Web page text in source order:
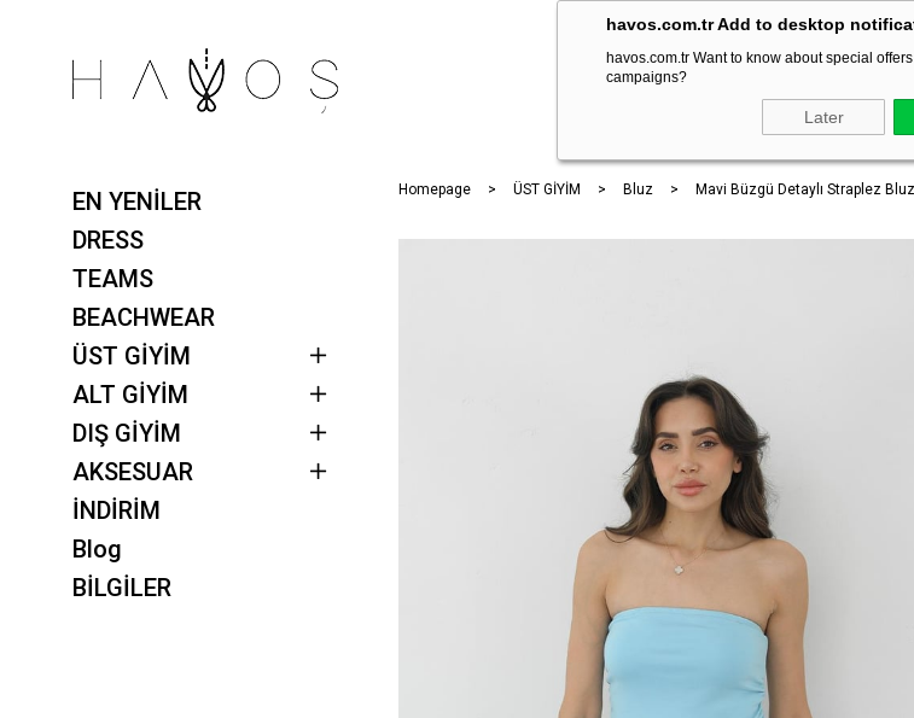
havos.com.tr Add to desktop
havos.com.tr Want to know about special
campaigns?
Later
EN YENİLER
DRESS
TEAMS
BEACHWEAR
ÜST GİYİM
ALT GİYİM
DIŞ GİYİM
AKSESUAR
İNDİRİM
Blog
BİLGİLER
ARA
Homepage ÜST GİYİM Bluz Mavi Büzgü Detaylı Straplez Bluz